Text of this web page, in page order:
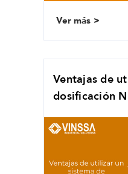
Ver más
Ventajas de
dosificación